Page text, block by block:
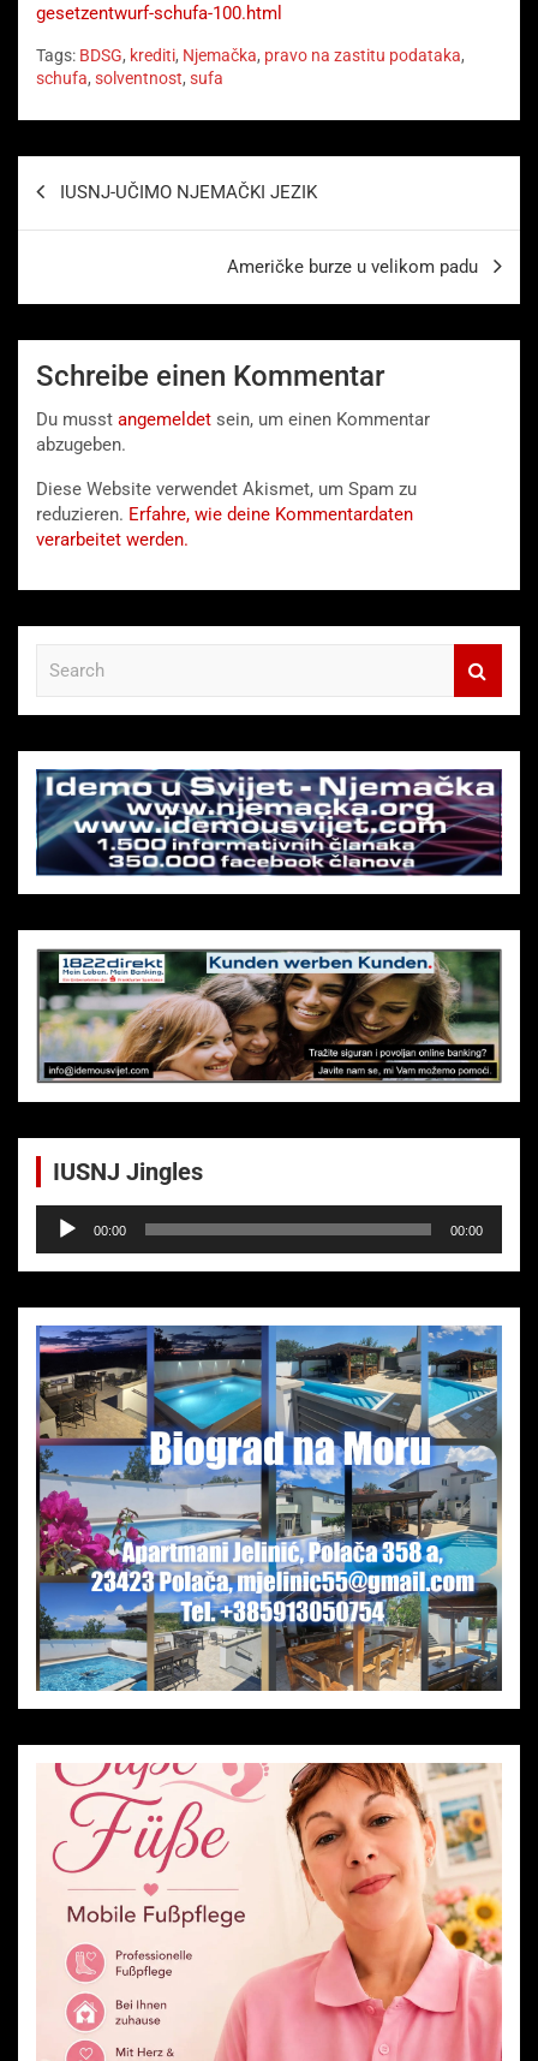
gesetzentwurf-schufa-100.html
Tags: BDSG, krediti, Njemačka, pravo na zastitu podataka,
schufa, solventnost, sufa
Beitragsnavigation
IUSNJ-UČIMO NJEMAČKI JEZIK
Američke burze u velikom padu
Schreibe einen Kommentar
Du musst angemeldet sein, um einen Kommentar
abzugeben.
Diese Website verwendet Akismet, um Spam zu
reduzieren. Erfahre, wie deine Kommentardaten
verarbeitet werden.
c
h
IUSNJ Jingles
Audio-
Player
00:00 00:00